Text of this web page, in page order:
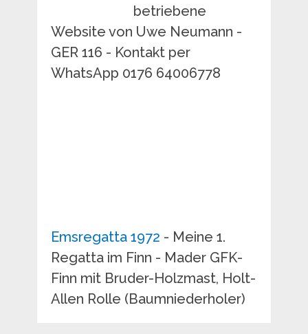
betriebene
Website von Uwe Neumann -
GER 116 - Kontakt per
WhatsApp 0176 64006778
Emsregatta 1972 - Meine 1.
Regatta im Finn - Mader GFK-
Finn mit Bruder-Holzmast, Holt-
Allen Rolle (Baumniederholer)